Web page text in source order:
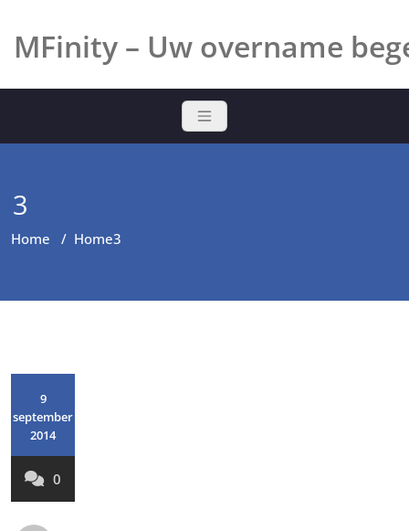
naarMFinity – Uw overname
3
Home / Home3
9
september
2014
0